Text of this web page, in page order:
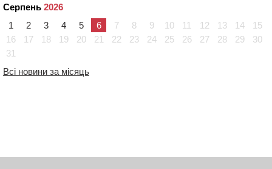
Серпень 2026
1
2 3 4 5 6 7 8 9 10 11 12 13 14
15
16
17 18 19 20 21 22 23 24 25 26 27 28 29
30
31
Всі новини за місяць